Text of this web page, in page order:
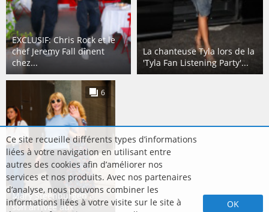
Ce site recueille différents types d’informations
liées à votre navigation en utilisant entre
autres des cookies afin d’améliorer nos
services et nos produits. Avec nos partenaires
d’analyse, nous pouvons combiner les
informations liées à votre visite sur le site à
OK
EXCLUSIF: Chris Rock et le
chef Jeremy Fall dînent
chez...
La chanteuse Tyla lors de la
'Tyla Fan Listening Party'...
Mary Steenburgen à
son arrivée aux
6